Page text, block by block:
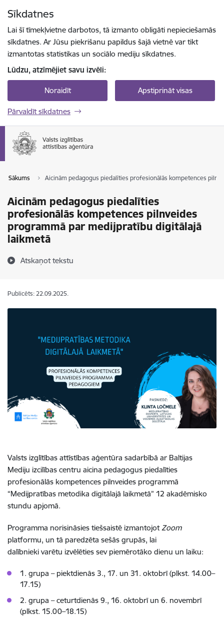
Sīkdatnes
Lai šī tīmekļvietne darbotos, tā izmanto obligāti nepieciešamās
sīkdatnes. Ar Jūsu piekrišanu papildus šajā vietnē var tikt
izmantotas statistikas un sociālo mediju sīkdatnes.
Lūdzu, atzīmējiet savu izvēli:
Noraidīt Apstiprināt visas
Pārvaldīt sīkdatnes
Sākums Aicinām pedagogus piedalīties profesionālās kompetences
Aicinām pedagogus piedalīties
profesionālās kompetences pilnveides
programmā par medijpratību digitālajā
laikmetā
Atskaņot tekstu
Publicēts: 22.09.2025.
Valsts izglītības attīstības aģentūra sadarbībā ar Baltijas
Mediju izcilības centru aicina pedagogus piedalīties
profesionālās kompetences pilnveides programmā
“Medijpratības metodika digitālajā laikmetā” 12 akadēmisko
stundu apjomā.
Programma norisināsies tiešsaistē izmantojot Zoom
platformu, un tā paredzēta sešās grupās, lai
dalībnieki varētu izvēlēties sev piemērotāko dienu un laiku:
1. grupa – piektdienās 3., 17. un 31. oktobrī (plkst. 14.00–
17.15)
2. grupa – ceturtdienās 9., 16. oktobrī un 6. novembrī
(plkst. 15.00–18.15)